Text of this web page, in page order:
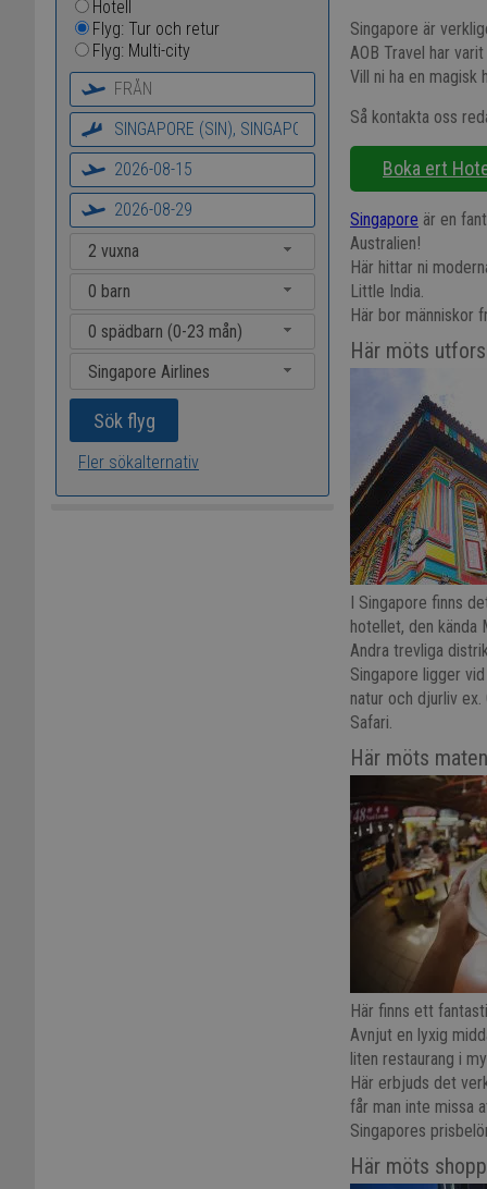
Singapore är
AOB Travel har
Vill ni ha en magisk
Så kontakta oss
Boka ert
Singapore är en
Australien!
Här hittar ni
Little India.
Här bor människor
Här möts
I Singapore finns
hotellet, den kända
Andra trevliga
Singapore ligger
natur och djurliv
Safari.
Här möts
Här finns ett
Avnjut en lyxig
liten restaurang i
Här erbjuds det
får man inte missa
Singapores
Här möts